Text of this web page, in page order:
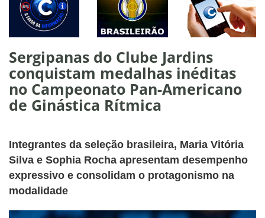
Sergipanas do Clube Jardins
conquistam medalhas inéditas
no Campeonato Pan-Americano
de Ginástica Rítmica
Integrantes da seleção brasileira, Maria Vitória
Silva e Sophia Rocha apresentam desempenho
expressivo e consolidam o protagonismo na
modalidade